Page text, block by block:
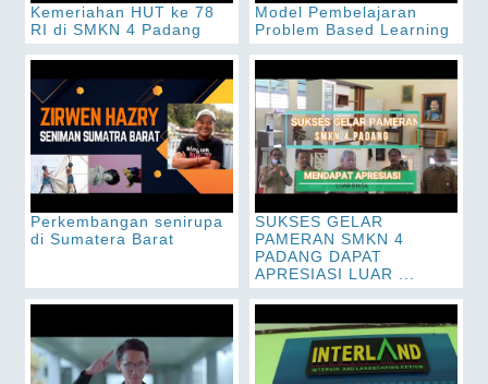
Kemeriahan HUT ke 78
RI di SMKN 4 Padang
Model Pembelajaran
Problem Based Learning
Perkembangan senirupa
di Sumatera Barat
SUKSES GELAR
PAMERAN SMKN 4
PADANG DAPAT
APRESIASI LUAR ...